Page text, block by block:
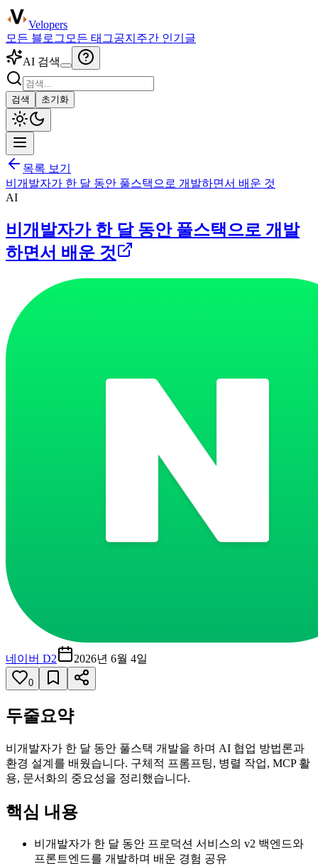
Velopers
모든 블로그 모든 태그공지 주간 인기글
AI 검색
검색 초기화
목록 보기
비개발자가 한 달 동안 풀스택으로 개발하면서 배운 것
AI
비개발자가 한 달 동안 풀스택으로 개발
하면서 배운 것
네이버 D2 2026년 6월 4일
0
두줄요약
비개발자가 한 달 동안 풀스택 개발을 하며 AI 협업 방법론과
환경 설계를 배웠습니다. 구체적 프롬프팅, 병렬 작업, MCP 활
용, 문서화의 중요성을 정리했습니다.
핵심 내용
비개발자가 한 달 동안 프로덕션 서비스의 v2 백엔드와
프론트엔드를 개발하며 배운 경험 공유